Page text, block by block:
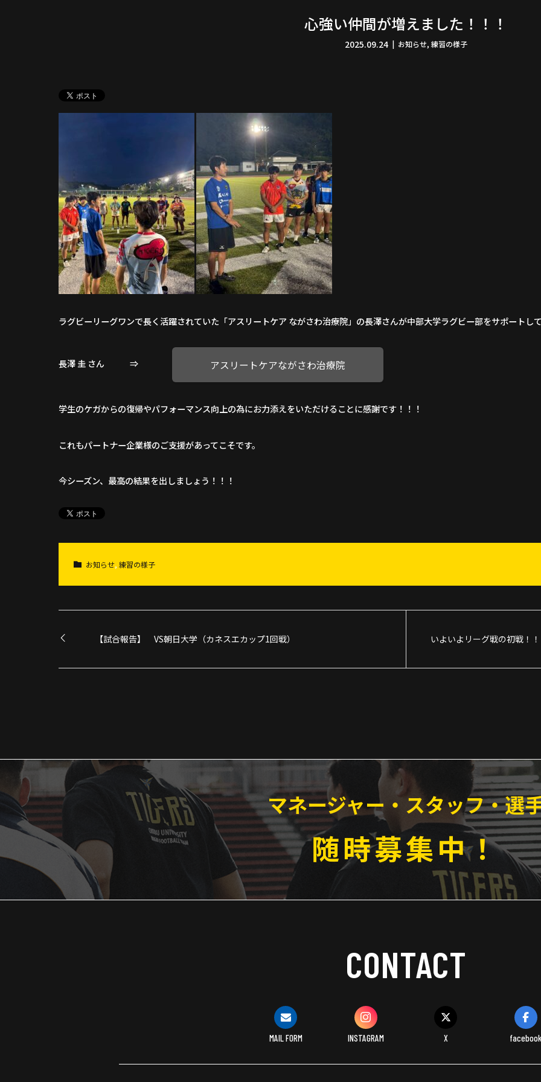
心強い仲間が増えました！！！
2025.09.24 お知らせ, 練習の様子
ラグビーリーグワンで長く活躍されていた「アスリートケア ながさわ治療院」の長澤さんが中部大学ラグビー部をサポートし
長澤 圭 さん ⇒ アスリートケアながさわ治療院
学生のケガからの復帰やパフォーマンス向上の為にお力添えをいただけることに感謝です！！！
これもパートナー企業様のご支援があってこそです。
今シーズン、最高の結果を出しましょう！！！
お知らせ, 練習の様子
【試合報告】 VS朝日大学（カネスエカップ1回戦） いよいよリーグ戦の初戦！
マネージャー・スタッフ・選
随時募集中！
CONTACT
MAIL FORM INSTAGRAM X